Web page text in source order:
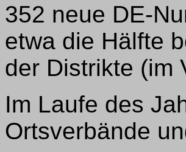
352 neue DE-
etwa die Hälfte
der Distrikte (im
Im Laufe des
Ortsverbände